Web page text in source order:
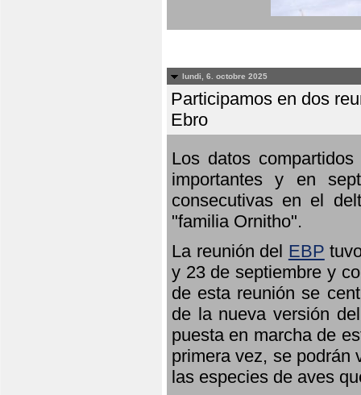
lundi, 6. octobre 2025
Participamos en dos
Ebro
Los datos
importantes y en
consecutivas en el
"familia Ornitho".
La reunión del EBP
y 23 de septiembre y
de esta reunión se
de la nueva versión
puesta en marcha de
primera vez, se podrán
las especies de aves